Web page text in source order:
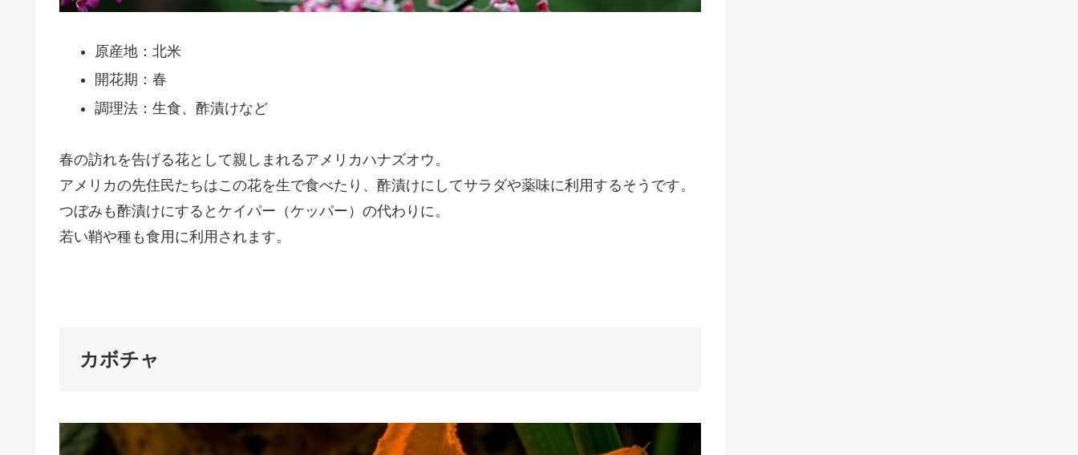
原産地：北米
開花期：春
調理法：生食、酢漬けなど
春の訪れを告げる花として親しまれるアメリカハナズオウ。
アメリカの先住民たちはこの花を生で食べたり、酢漬けにしてサラダや薬味に利用するそうです。
つぼみも酢漬けにするとケイパー（ケッパー）の代わりに。
若い鞘や種も食用に利用されます。
カボチャ